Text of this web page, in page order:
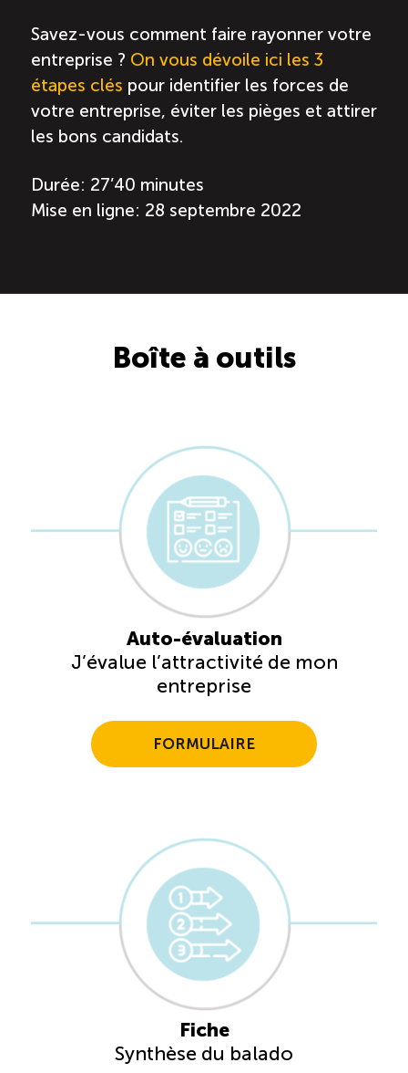
Savez-vous comment faire rayonner votre
entreprise ? On vous dévoile ici les 3
étapes clés pour identifier les forces de
votre entreprise, éviter les pièges et attirer
les bons candidats.
Durée: 27’40 minutes
Mise en ligne: 28 septembre 2022
Boîte à outils
Auto-évaluation
J’évalue l’attractivité de mon
entreprise
FORMULAIRE
Fiche
Synthèse du balado